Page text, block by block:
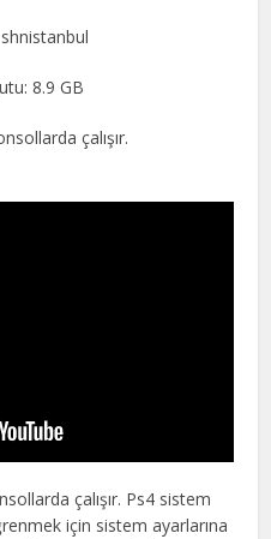
8.9 GB
çalışır.
çalışır. Ps4 sistem
için sistem ayarlarına